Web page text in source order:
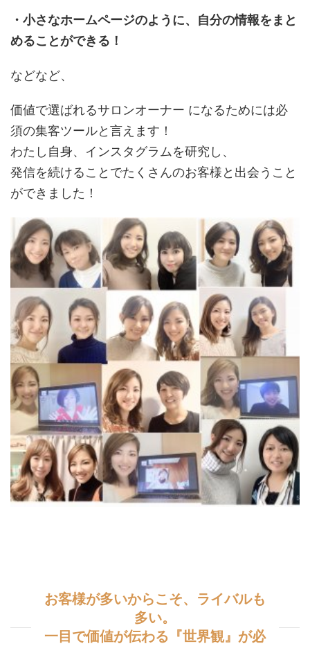
・小さなホームページのように、自分の情報をまと
めることができる！
などなど、
価値で選ばれるサロンオーナー になるためには必
須の集客ツールと言えます！
わたし自身、インスタグラムを研究し、
発信を続けることでたくさんのお客様と出会うこと
ができました！
お客様が多いからこそ、ライバルも
多い。
一目で価値が伝わる『世界観』が必